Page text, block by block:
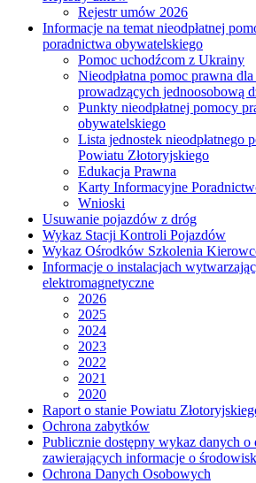
Rejestr umów 2026
Informacje na temat nieodpłatnej
poradnictwa obywatelskiego
Pomoc uchodźcom z Ukrainy
Nieodpłatna pomoc prawna
prowadzących jednoosobową
Punkty nieodpłatnej pomocy
obywatelskiego
Lista jednostek nieodpłatnego
Powiatu Złotoryjskiego
Edukacja Prawna
Karty Informacyjne
Wnioski
Usuwanie pojazdów z dróg
Wykaz Stacji Kontroli Pojazdów
Wykaz Ośrodków Szkolenia
Informacje o instalacjach
elektromagnetyczne
2026
2025
2024
2023
2022
2021
2020
Raport o stanie Powiatu
Ochrona zabytków
Publicznie dostępny wykaz danych o
zawierających informacje o
Ochrona Danych Osobowych